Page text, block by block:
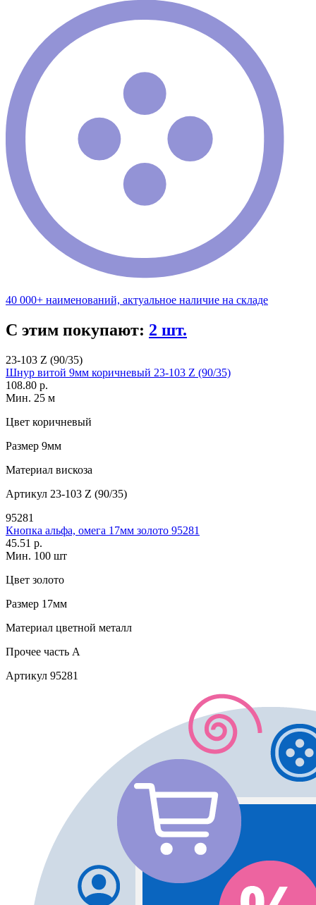
40 000+ наименований, актуальное наличие на складе
С этим покупают: 2 шт.
23-103 Z (90/35)
Шнур витой 9мм коричневый 23-103 Z (90/35)
108.80 р.
Мин. 25 м
Цвет коричневый
Размер 9мм
Материал вискоза
Артикул 23-103 Z (90/35)
95281
Кнопка альфа, омега 17мм золото 95281
45.51 р.
Мин. 100 шт
Цвет золото
Размер 17мм
Материал цветной металл
Прочее часть A
Артикул 95281